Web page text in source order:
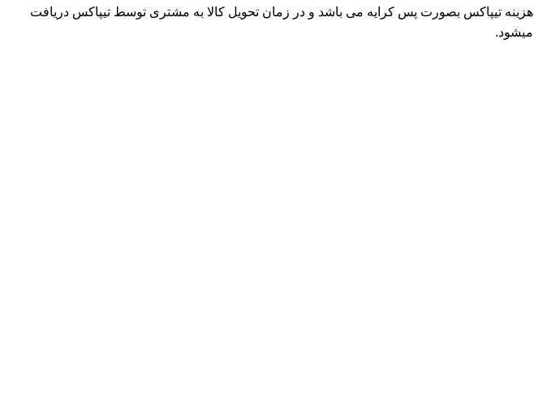
هزینه تیپاکس بصورت پس کرایه می باشد و در زمان تحویل کالا به مشتری توسط تیپاکس دریافت
میشود.